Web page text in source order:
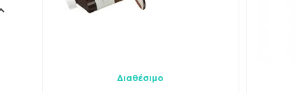
Διαθέσιμο